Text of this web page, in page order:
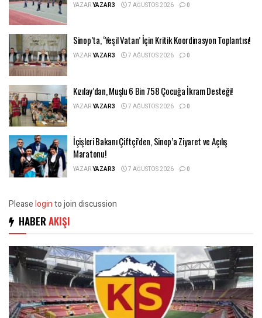
YAZARYAZAR3 7 AĞUSTOS 2026 0
Sinop’ta, ‘Yeşil Vatan’ İçin Kritik Koordinasyon Toplantısı!
YAZARYAZAR3 7 AĞUSTOS 2026 0
Kızılay’dan, Muşlu 6 Bin 758 Çocuğa İkram Desteği!
YAZARYAZAR3 7 AĞUSTOS 2026 0
İçişleri Bakanı Çiftçi’den, Sinop’a Ziyaret ve Açılış
Maratonu!
YAZARYAZAR3 7 AĞUSTOS 2026 0
Pleaseloginto join discussion
HABER AKIŞI